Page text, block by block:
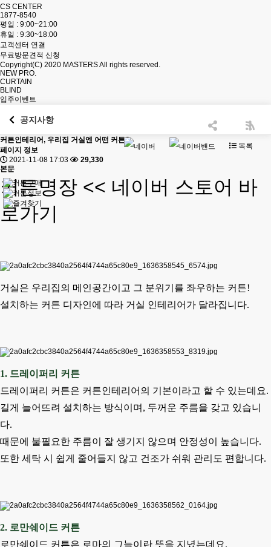
CS CENTER
1877-8540
평일 : 9:00~21:00
휴일 : 9:30~18:00
고객센터 연결
무료방문견적 신청
Copyright(C) 2020 MASTERSAll rights reserved.
NEW PRO.
CURTAIN
BLIND
입주이벤트
공지사항
목록
커튼인테리어, 우리집 거실엔 어떤 커튼?
페이지 정보
2021-11-08 17:03
29,330
본문
커튼명장 << 네이버 스토어 바
로가기
거실은 우리집의 메인공간이고 그 분위기를 좌우하는 커튼!
설치하는 커튼 디자인에 따라 거실 인테리어가 달라집니다.
1. 드레이퍼리 커튼
드레이퍼리 커튼은 커튼인테리어의 기본이라고 할 수 있는데요.
길게 늘어뜨려 설치하는 방식이며, 두꺼운 주름을 갖고 있습니
다.
때문에 불필요한 주름이 잘 생기지 않으며 안정성이 높습니다.
또한 세탁 시 쉽게 줄어들지 않고 건조가 쉬워 관리도 편합니다.
2. 로만쉐이드 커튼
로만쉐이드 커튼은 로마의 그늘이란 뜻을 지녔는데요.